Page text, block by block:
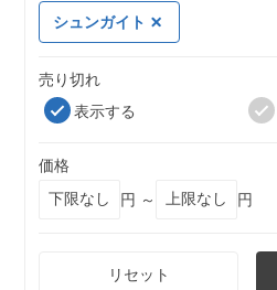
シュンガイト
売り切れ
表示する
価格
円 ～
円
リセット